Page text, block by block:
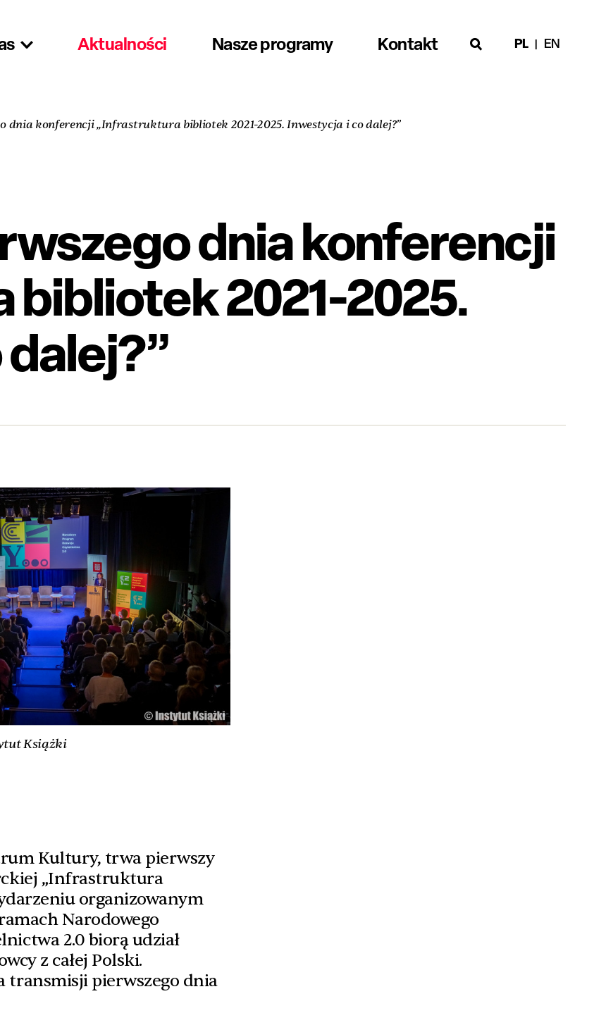
Aktualności Nasze programy Kontakt PL EN
dnia konferencji „Infrastruktura bibliotek 2021-2025. Inwestycja i co dalej?”
dnia konferencji
2021-2025.
Książki
Kultury, trwa pierwszy
„Infrastruktura
organizowanym
Narodowego
2.0 biorą udział
z całej Polski.
transmisji pierwszego dnia